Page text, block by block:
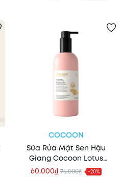
COCOON
Sữa Rửa Mặt Sen Hậu
Giang Cocoon Lotus
Soothing Cleanser
60.000₫ 75.000₫ -20%